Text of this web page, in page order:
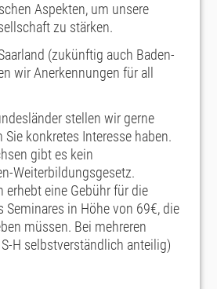
Aspekten, um unsere
zu stärken.
(zukünftig auch Baden-
wir Anerkennungen für all
stellen wir gerne
Sie konkretes Interesse haben.
gibt es kein
Weiterbildungsgesetz.
erhebt eine Gebühr für die
Seminares in Höhe von 69€, die
müssen. Bei mehreren
H selbstverständlich anteilig)